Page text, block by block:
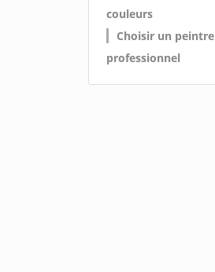
couleurs
Choisir un peintre
professionnel